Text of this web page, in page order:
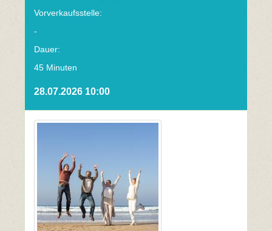
Vorverkaufsstelle:
-
Dauer:
45 Minuten
28.07.2026 10:00